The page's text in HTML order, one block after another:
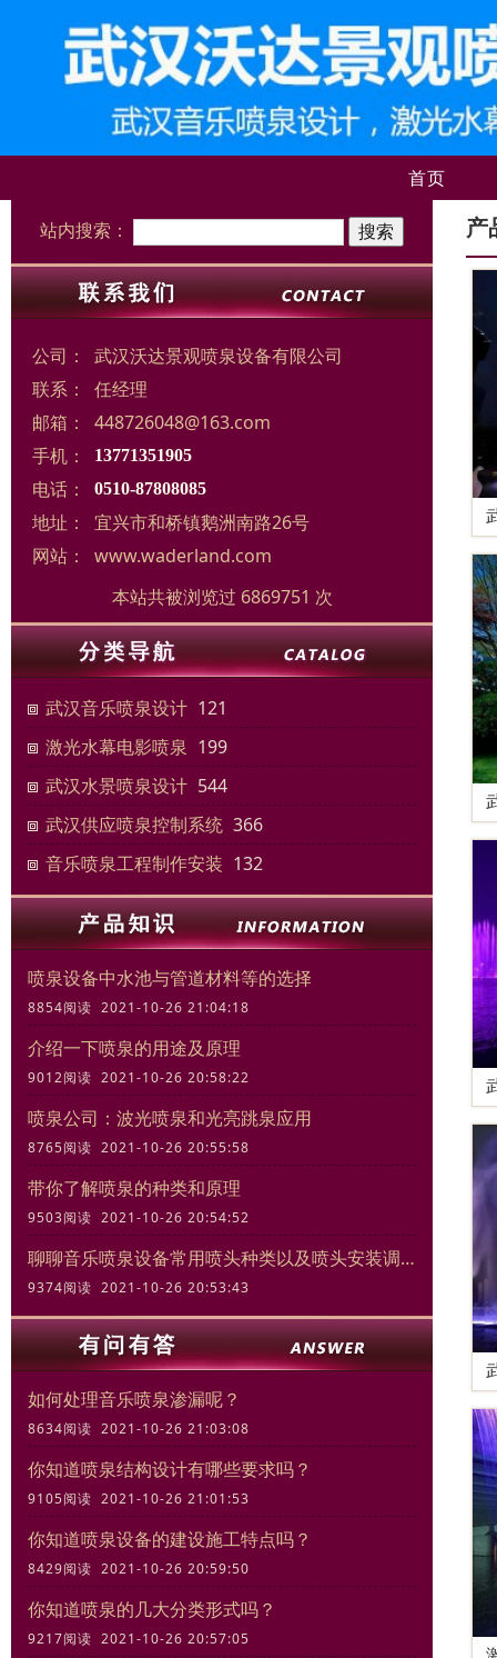
首页
站内搜索：
公司：
武汉沃达景观喷泉设备有限公司
联系：
任经理
邮箱：
448726048@163.com
手机：
13771351905
电话： 0510-87808085
地址：
宜兴市和桥镇鹅洲南路26号
网站：
www.waderland.com
本站共被浏览过 6869751 次
武汉音乐喷泉设计 121
激光水幕电影喷泉 199
武汉水景喷泉设计 544
武汉供应喷泉控制系统 366
音乐喷泉工程制作安装 132
喷泉设备中水池与管道材料等的选择
8854阅读 2021-10-26 21:04:18
介绍一下喷泉的用途及原理
9012阅读 2021-10-26 20:58:22
喷泉公司：波光喷泉和光亮跳泉应用
8765阅读 2021-10-26 20:55:58
带你了解喷泉的种类和原理
9503阅读 2021-10-26 20:54:52
聊聊音乐喷泉设备常用喷头种类以及喷头安装调试规范
9374阅读 2021-10-26 20:53:43
如何处理音乐喷泉渗漏呢？
8634阅读 2021-10-26 21:03:08
你知道喷泉结构设计有哪些要求吗？
9105阅读 2021-10-26 21:01:53
你知道喷泉设备的建设施工特点吗？
8429阅读 2021-10-26 20:59:50
你知道喷泉的几大分类形式吗？
9217阅读 2021-10-26 20:57:05
产